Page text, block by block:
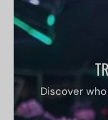
Discover